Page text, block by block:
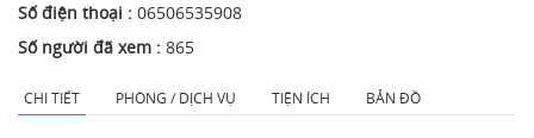
Số điện thoại : 06506535908
Số người đã xem : 865
CHI TIẾT PHÒNG / DỊCH VỤ TIỆN ÍCH BẢN ĐỒ